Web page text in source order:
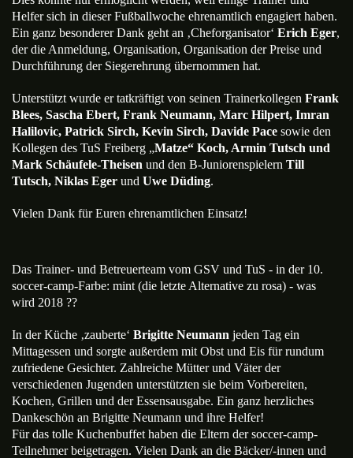
Helfer sich in dieser Fußballwoche ehrenamtlich engagiert haben.
Ein ganz besonderer Dank geht an ‚Cheforganisator‘ Erich Eger,
der die Anmeldung, Organisation, Organisation der Preise und
Durchführung der Siegerehrung übernommen hat.
Unterstützt wurde er tatkräftigt von seinen Trainerkollegen Frank
Blees, Sascha Ebert, Frank Neumann, Marc Hilpert, Imran
Halilovic, Patrick Sirch, Kevin Sirch, Davide Pace sowie den
Kollegen des TuS Freiberg „Matze“ Koch, Armin Tutsch und
Mark Schäufele-Theisen und den B-Juniorenspielern Till
Tutsch, Niklas Eger und Uwe Düding.
Vielen Dank für Euren ehrenamtlichen Einsatz!
Das Trainer- und Betreuerteam vom GSV und TuS - in der 10.
soccer-camp-Farbe: mint (die letzte Alternative zu rosa) - was
wird 2018 ??
In der Küche ‚zauberte‘ Brigitte Neumann jeden Tag ein
Mittagessen und sorgte außerdem mit Obst und Eis für rundum
zufriedene Gesichter. Zahlreiche Mütter und Väter der
verschiedenen Jugenden unterstützten sie beim Vorbereiten,
Kochen, Grillen und der Essensausgabe. Ein ganz herzliches
Dankeschön an Brigitte Neumann und ihre Helfer!
Für das tolle Kuchenbuffet haben die Eltern der soccer-camp-
Teilnehmer beigetragen. Vielen Dank an die Bäcker/-innen und